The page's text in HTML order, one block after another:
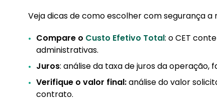
Veja dicas de como escolher com segurança a
Compare o Custo Efetivo Total: o CET
administrativas.
Juros: análise da taxa de juros da
Verifique o valor final:análise do valor
contrato.